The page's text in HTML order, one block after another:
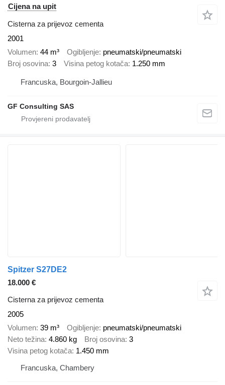
Cijena na upit
Cisterna za prijevoz cementa
2001
Volumen 44 m³ Ogibljenje pneumatski/pneumatski
Broj osovina 3 Visina petog kotača 1.250 mm
Francuska, Bourgoin-Jallieu
GF Consulting SAS
Spitzer S27DE2
18.000 €
Cisterna za prijevoz cementa
2005
Volumen 39 m³ Ogibljenje pneumatski/pneumatski
Neto težina 4.860 kg Broj osovina 3
Visina petog kotača 1.450 mm
Francuska, Chambery